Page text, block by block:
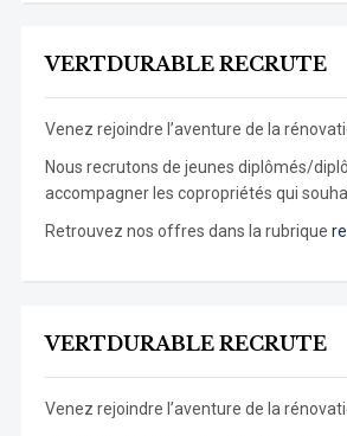
VERTDURABLE RECRUTE
Venez rejoindre l’aventure de la
Nous recrutons de jeunes diplômés/
accompagner les copropriétés qui
Retrouvez nos offres dans la rubrique
VERTDURABLE RECRUTE
Venez rejoindre l’aventure de la